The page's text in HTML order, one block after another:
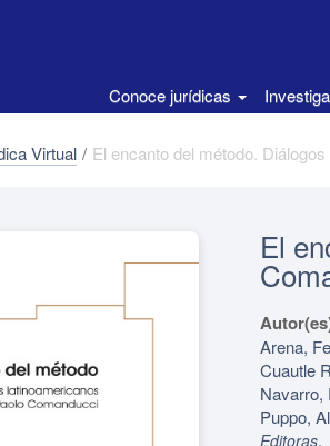
Conoce jurídicas
Virtual / El encanto del método.
El
Arena,
Cuautle
Navarro,
Puppo,
Editoras.